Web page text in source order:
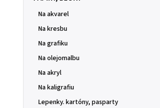
Na akvarel
Na kresbu
Na grafiku
Na olejomalbu
Na akryl
Na kaligrafiu
Lepenky. kartóny, pasparty